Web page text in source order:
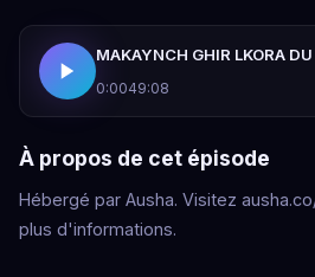
MAKAYNCH GHIR LKORA
0:0049:08
À propos de cet épisode
Hébergé par Ausha. Visitez
plus d'informations.